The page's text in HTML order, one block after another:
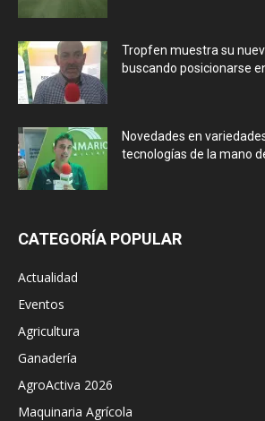
Tropfen muestra su
buscando posicionarse
Novedades en
tecnologías de la mano
CATEGORÍA POPULAR
Actualidad
Eventos
Agricultura
Ganadería
AgroActiva 2026
Maquinaria Agrícola